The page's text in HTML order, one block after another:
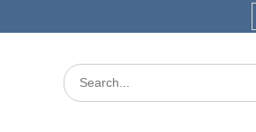
Search
for: